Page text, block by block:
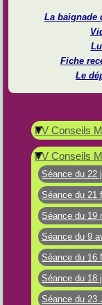
La baignade
Fiche
Le
PV Conseils
PV Conseils
Séance du 22
Séance du 21
Séance du 19
Séance du 9
Séance du 16
Séance du 18
Séance du 23